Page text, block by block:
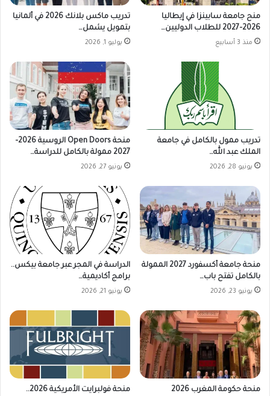
منح جامعة سابينزا في إيطاليا
2026–2027 للطلاب الدوليين…
منذ 3 أسابيع
تدريب ماكس بلانك 2026 في ألمانيا
بتمويل يشمل…
يوليو 1, 2026
تدريب ممول بالكامل في جامعة
الملك عبد الله…
يونيو 28, 2026
منحة Open Doors الروسية 2026–
2027 ممولة بالكامل للدراسة…
يونيو 27, 2026
منحة جامعة أكسفورد 2027 الممولة
بالكامل تفتح باب…
يونيو 23, 2026
الدراسة في المجر عبر جامعة بيكس..
برامج أكاديمية…
يونيو 21, 2026
منحة حكومة المغرب 2026 منحة فولبرايت الأمريكية 2026..